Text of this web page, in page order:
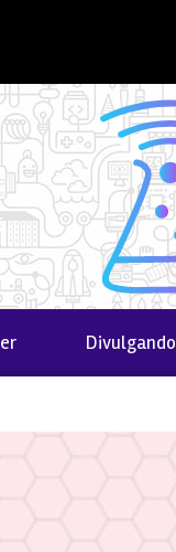
Divulgando